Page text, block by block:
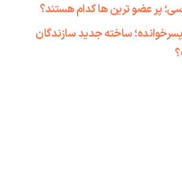
پر عضو ترین ها کدام هستند؟
ساخته جدید سازندگان